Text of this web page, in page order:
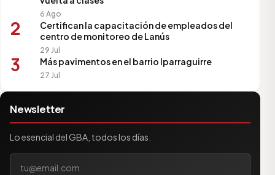
6 Ago
2
Certifican la capacitación de empleados del
centro de monitoreo de Lanús
29 Jul
3 Más pavimentos en el barrio Iparraguirre
27 Jul
Newsletter
Lo esencial del GBA, todos los días.